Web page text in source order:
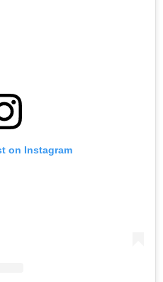
on Instagram